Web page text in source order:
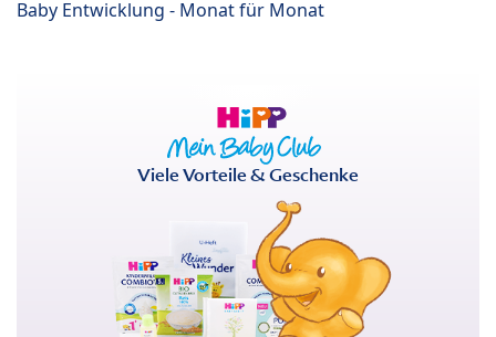
Baby Entwicklung - Monat für Monat
Viele Vorteile & Geschenke